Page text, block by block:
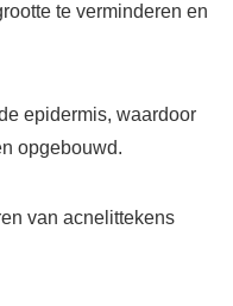
te verminderen en
epidermis, waardoor
opgebouwd.
van acnelittekens